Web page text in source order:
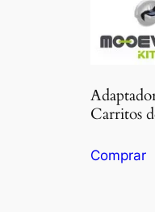
Carritos
Comprar